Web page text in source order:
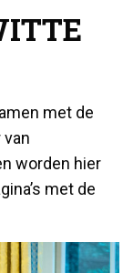
met de
worden hier
met de